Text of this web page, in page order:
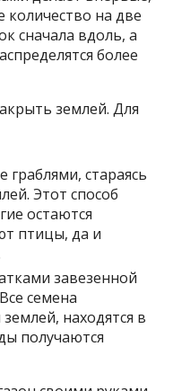
на две
сначала вдоль, а
более
землей. Для
стараясь
Этот способ
остаются
птицы, да и
завезенной
семена
находятся в
получаются